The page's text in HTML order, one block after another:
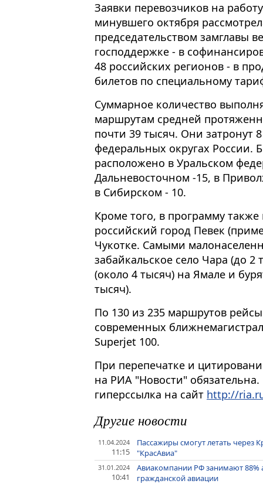
Заявки перевозчиков на
минувшего октября
председательством замглавы
господдержке - в
48 российских регионов - в
билетов по специальному
Суммарное количество
маршрутам средней
почти 39 тысяч. Они затронут
федеральных округах России.
расположено в Уральском
Дальневосточном -15, в
в Сибирском - 10.
Кроме того, в программу
российский город Певек
Чукотке. Самыми
забайкальское село Чара (до 2
(около 4 тысяч) на Ямале и
тысяч).
По 130 из 235 маршрутов
современных
Superjet 100.
При перепечатке и
на РИА "Новости"
гиперссылка на сайт http://
Другие новости
11.04.2024
11:15
Пассажиры смогут летать через
"КрасАвиа"
31.01.2024
10:41
Авиакомпании РФ занимают 88%
гражданской авиации